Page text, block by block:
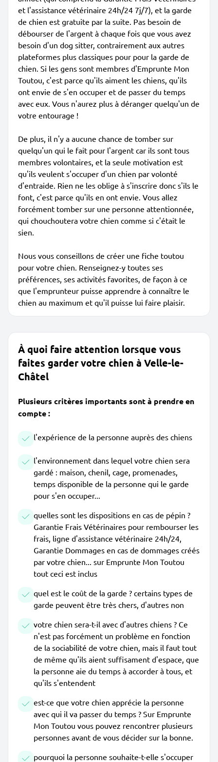
et l'assistance vétérinaire 24h/24 7j/7), et la garde
de chien est gratuite par la suite. Pas besoin de
débourser de l'argent à chaque fois que vous avez
besoin d'un dog sitter, contrairement aux autres
plateformes plus classiques pour pour la garde de
chien. Si les gens sont membres d'Emprunte Mon
Toutou, c'est parce qu'ils aiment les chiens, qu'ils
ont envie de s'en occuper et de passer du temps
avec eux. Vous n'aurez plus à déranger quelqu'un de
votre entourage !
De plus, il n'y a aucune chance de tomber sur
quelqu'un qui le fait pour l'argent car ils sont tous
membres volontaires, et la seule motivation est
qu'ils veulent s'occuper d'un chien par volonté
d'entraide. Rien ne les oblige à s'inscrire donc s'ils le
font, c'est parce qu'ils en ont envie. Vous allez
forcément tomber sur une personne attentionnée,
qui chouchoutera votre chien comme si c'était le
sien.
Nous vous conseillons de créer une fiche toutou
pour votre chien. Renseignez-y toutes ses
préférences, ses activités favorites, de façon à ce
que l'emprunteur puisse apprendre à connaître le
chien au maximum et qu'il puisse lui faire plaisir.
À quoi faire attention lorsque vous
faites garder votre chien à Velle-le-
Châtel
Plusieurs critères importants sont à prendre en
compte :
l'expérience de la personne auprès des chiens
l'environnement dans lequel votre chien sera
gardé : maison, chenil, cage, promenades,
temps disponible de la personne qui le garde
pour s'en occuper...
quelles sont les dispositions en cas de pépin ?
Garantie Frais Vétérinaires pour rembourser les
frais, ligne d'assistance vétérinaire 24h/24,
Garantie Dommages en cas de dommages créés
par votre chien... sur Emprunte Mon Toutou
tout ceci est inclus
quel est le coût de la garde ? certains types de
garde peuvent être très chers, d'autres non
votre chien sera-t-il avec d'autres chiens ? Ce
n'est pas forcément un problème en fonction
de la sociabilité de votre chien, mais il faut tout
de même qu'ils aient suffisament d'espace, que
la personne aie du temps à accorder à tous, et
qu'ils s'entendent
est-ce que votre chien apprécie la personne
avec qui il va passer du temps ? Sur Emprunte
Mon Toutou vous pouvez rencontrer plusieurs
personnes avant de vous décider sur la bonne.
pourquoi la personne souhaite-t-elle s'occuper